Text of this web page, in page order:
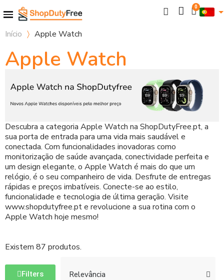
Início Apple Watch
Apple Watch
Descubra a categoria Apple Watch na ShopDutyFree.pt, a
sua porta de entrada para uma vida mais saudável e
conectada. Com funcionalidades inovadoras como
monitorização de saúde avançada, conectividade perfeita e
um design elegante, o Apple Watch é mais do que um
relógio, é o seu companheiro de vida. Desfrute de entregas
rápidas e preços imbatíveis. Conecte-se ao estilo,
funcionalidade e tecnologia de última geração. Visite
www.shopdutyfree.pt e revolucione a sua rotina com o
Apple Watch hoje mesmo!
Existem 87 produtos.
Filters